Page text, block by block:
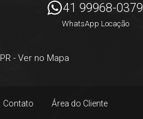
41 99968-0379
WhatsApp Locação
PR - Ver no Mapa
Contato Área do Cliente